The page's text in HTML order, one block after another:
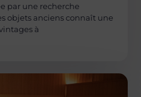
par une recherche
objets anciens connaît une
à